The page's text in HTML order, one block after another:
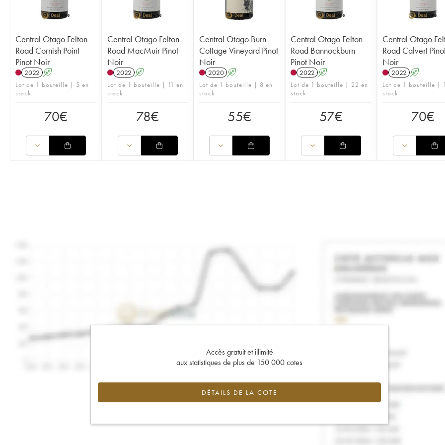
Central Otago Felton
Road Cornish Point
Pinot Noir
2022 A
Lot de 1 bouteille | 5 en
stock
70€
Central Otago Felton
Road MacMuir Pinot
Noir
2022 A
Lot de 1 bouteille | 11 en
stock
78€
Central Otago Burn
Cottage Vineyard Pinot
Noir
2020 A
Lot de 1 bouteille | 8 en
stock
55€
Central Otago Felton
Road Bannockburn
Pinot Noir
2022 A
Lot de 1 bouteille | 22 en
stock
57€
Central Otago
Road Calvert
Noir
2022 A
Lot de 1 bouteille |
stock
70€
Accès gratuit et illimité
aux statistiques de plus de 150 000 cotes
DÉTAILS DE LA COTE